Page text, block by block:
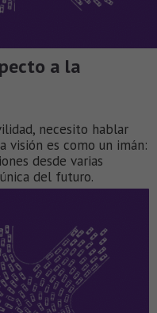
a la
necesito hablar
visión es como un imán:
desde varias
del futuro.